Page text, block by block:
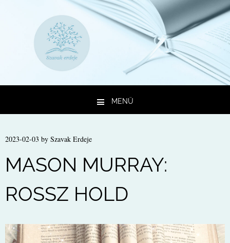
MENÜ
2023-02-03 by Szavak Erdeje
MASON MURRAY:
ROSSZ HOLD